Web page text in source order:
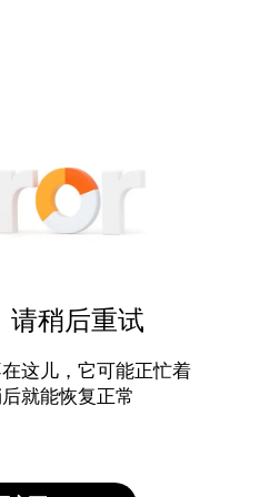
请稍后重试
这儿，它可能正忙着
就能恢复正常